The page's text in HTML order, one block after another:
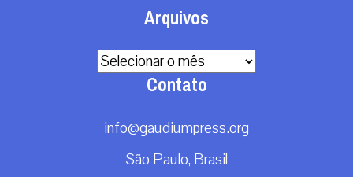
Arquivos
Arquivos
Contato
info@gaudiumpress.org
São Paulo, Brasil